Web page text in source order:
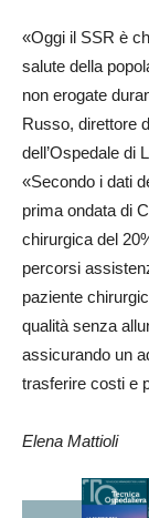
«Oggi il SSR è
salute della
non erogate
Russo, direttore
dell’Ospedale di
«Secondo i dati
prima ondata di
chirurgica del
percorsi
paziente
qualità senza
assicurando un
trasferire costi e
Elena Mattioli